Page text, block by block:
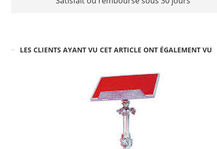
LES CLIENTS AYANT VU CET ARTICLE ONT ÉGALEMENT VU